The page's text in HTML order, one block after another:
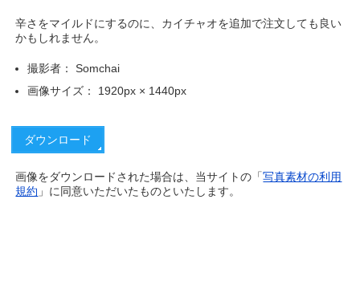
辛さをマイルドにするのに、カイチャオを追加で注文しても良い
かもしれません。
撮影者： Somchai
画像サイズ： 1920px × 1440px
画像をダウンロードされた場合は、当サイトの「写真素材の利用
規約 」に同意いただいたものといたします。